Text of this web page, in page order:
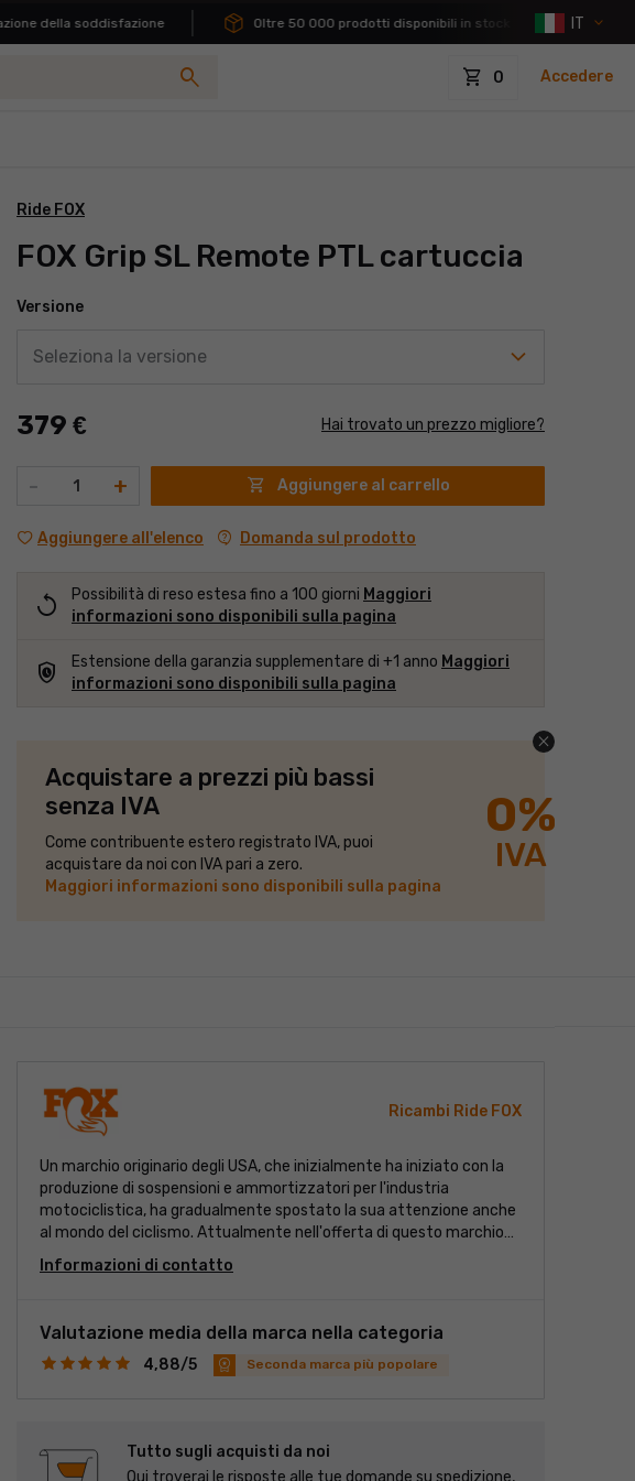
della soddisfazione Oltre 50 000 prodotti disponibili in stock IT
search shopping_cart 0 Accedere
Ride FOX
FOX Grip SL Remote PTL cartuccia
Versione
Seleziona la versione
379 € Hai trovato un prezzo migliore?
-
Quantità + shopping_cart Aggiungere al carrello
Aggiungere all'elenco contact_support Domanda sul prodotto
replay Possibilità di reso estesa fino a 100 giorni Maggiori
informazioni sono disponibili sulla pagina
safety_check Estensione della garanzia supplementare di +1 anno Maggiori
informazioni sono disponibili sulla pagina
close
Acquistare a prezzi più bassi
senza IVA
Come contribuente estero registrato IVA, puoi
acquistare da noi con IVA pari a zero.
Maggiori informazioni sono disponibili sulla pagina
0%
IVA
Ricambi Ride FOX
Un marchio originario degli USA, che inizialmente ha iniziato con la
produzione di sospensioni e ammortizzatori per l'industria
motociclistica, ha gradualmente spostato la sua attenzione anche
al mondo del ciclismo. Attualmente nell'offerta di questo marchio
troverete, oltre a forcelle ammortizzate e ammortizzatori, anche
reggisella telescopici.
Informazioni di contatto
Valutazione media della marca nella categoria
4,88/5 Seconda marca più popolare
Tutto sugli acquisti da noi
Qui troverai le risposte alle tue domande su spedizione,